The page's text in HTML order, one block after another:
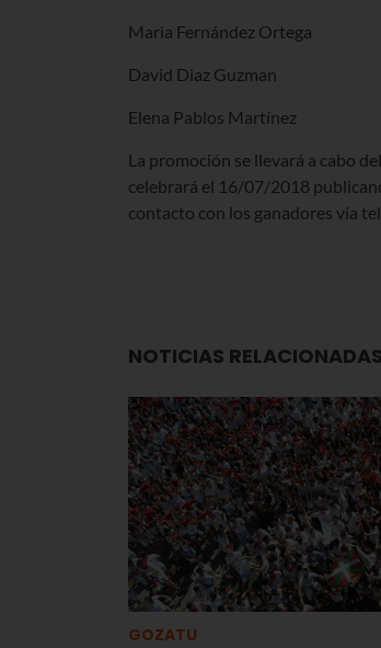
Maria Fernández Ortega
David Diaz Guzman
Elena Pablos Martínez
La promoción se llevará a cabo
celebrará el 16/07/2018
contacto con los ganadores vía
NOTICIAS RELACIONADAS
GOZATU